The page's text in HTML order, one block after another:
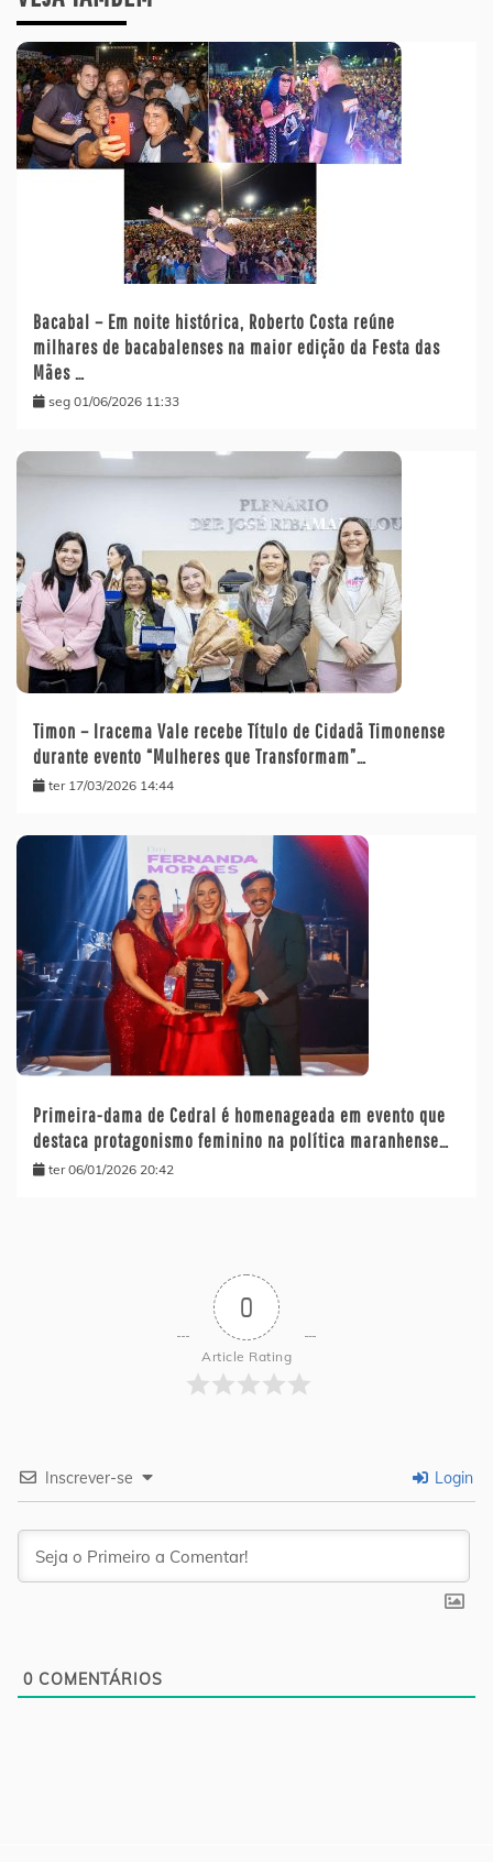
Bacabal – Em noite histórica, Roberto Costa reúne
milhares de bacabalenses na maior edição da Festa das
Mães …
seg 01/06/2026 11:33
Timon – Iracema Vale recebe Título de Cidadã Timonense
durante evento “Mulheres que Transformam”…
ter 17/03/2026 14:44
Primeira-dama de Cedral é homenageada em evento que
destaca protagonismo feminino na política maranhense…
ter 06/01/2026 20:42
0
Article Rating
Inscrever-se Login
0 COMENTÁRIOS